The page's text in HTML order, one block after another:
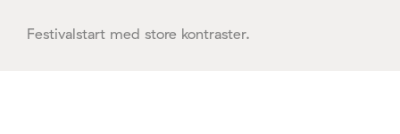
Festivalstart med store kontraster.